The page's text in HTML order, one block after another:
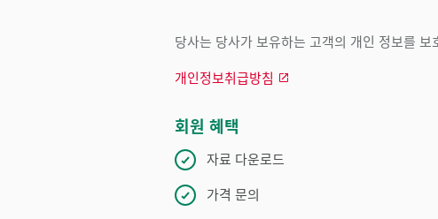
당사는 당사가 보유하는 고객의 개인 정보를
개인정보취급방침
회원 혜택
자료 다운로드
가격 문의